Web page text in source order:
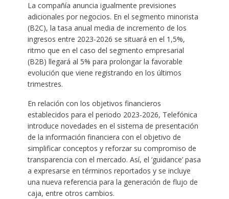
La compañía anuncia igualmente previsiones
adicionales por negocios. En el segmento minorista
(B2C), la tasa anual media de incremento de los
ingresos entre 2023-2026 se situará en el 1,5%,
ritmo que en el caso del segmento empresarial
(B2B) llegará al 5% para prolongar la favorable
evolución que viene registrando en los últimos
trimestres.
En relación con los objetivos financieros
establecidos para el periodo 2023-2026, Telefónica
introduce novedades en el sistema de presentación
de la información financiera con el objetivo de
simplificar conceptos y reforzar su compromiso de
transparencia con el mercado. Así, el ‘guidance’ pasa
a expresarse en términos reportados y se incluye
una nueva referencia para la generación de flujo de
caja, entre otros cambios.